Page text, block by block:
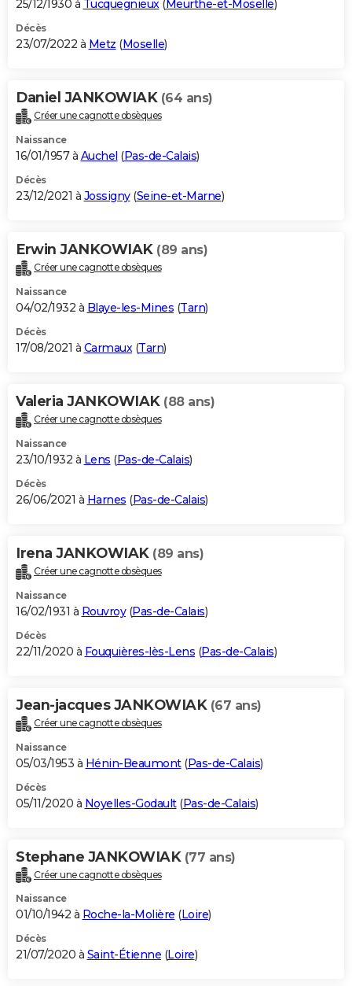
25/12/1930 à Tucquegnieux( Meurthe-et-Moselle)
Décès
23/07/2022 à Metz (Moselle)
Daniel JANKOWIAK (64 ans)
Créer une cagnotte obsèques
Naissance
16/01/1957 à Auchel (Pas-de-Calais)
Décès
23/12/2021 à Jossigny(Seine-et-Marne)
Erwin JANKOWIAK (89 ans)
Créer une cagnotte obsèques
Naissance
04/02/1932 à Blaye-les-Mines (Tarn)
Décès
17/08/2021 à Carmaux(Tarn)
Valeria JANKOWIAK (88 ans)
Créer une cagnotte obsèques
Naissance
23/10/1932 à Lens (Pas-de-Calais)
Décès
26/06/2021 à Harnes (Pas-de-Calais)
Irena JANKOWIAK (89 ans)
Créer une cagnotte obsèques
Naissance
16/02/1931 à Rouvroy(Pas-de-Calais)
Décès
22/11/2020 à Fouquières-lès-Lens (Pas-de-Calais)
Jean-jacques JANKOWIAK (67 ans)
Créer une cagnotte obsèques
Naissance
05/03/1953 à Hénin-Beaumont(Pas-de-Calais)
Décès
05/11/2020 à Noyelles-Godault(Pas-de-Calais)
Stephane JANKOWIAK (77 ans)
Créer une cagnotte obsèques
Naissance
01/10/1942 à Roche-la-Molière (Loire)
Décès
21/07/2020 à Saint-Étienne (Loire)